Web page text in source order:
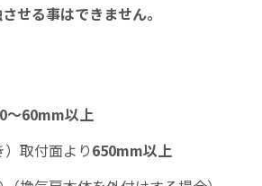
額
せる事はできません。
～60mm以上
取付面より650mm以上